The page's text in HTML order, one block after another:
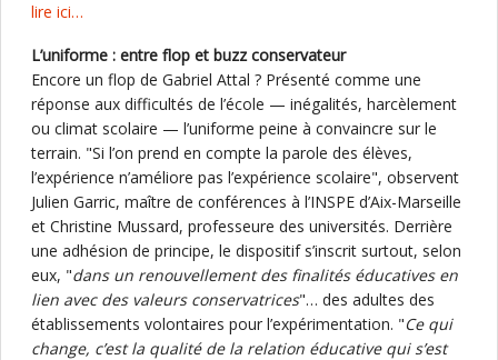
lire ici…
L’uniforme : entre flop et buzz conservateur
Encore un flop de Gabriel Attal ? Présenté comme une
réponse aux difficultés de l’école — inégalités, harcèlement
ou climat scolaire — l’uniforme peine à convaincre sur le
terrain. "Si l’on prend en compte la parole des élèves,
l’expérience n’améliore pas l’expérience scolaire", observent
Julien Garric, maître de conférences à l’INSPE d’Aix-Marseille
et Christine Mussard, professeure des universités. Derrière
une adhésion de principe, le dispositif s’inscrit surtout, selon
eux, "dans un renouvellement des finalités éducatives en
lien avec des valeurs conservatrices"… des adultes des
établissements volontaires pour l’expérimentation. "Ce qui
change, c’est la qualité de la relation éducative qui s’est